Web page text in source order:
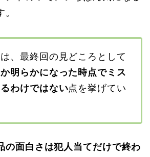
、最終回の見どころとして
明らかになった時点でミス
わけではない点を挙げてい
の面白さは犯人当てだけで終わ